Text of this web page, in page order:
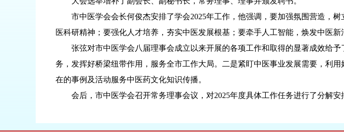
市中医学会会长何俊杰安排了学会2025年工作，他强调，要加强氛围营造，树
医科研精神；要强化人才培养，夯实中医发展根基；要牵手人工智能，焕发中医新
张弦对市中医学会八届理事会成立以来开展的各项工作和取得的显著成效给予
务，发挥好桥梁纽带作用，服务全市工作大局。二是紧盯中医事业发展需要，利
在的事例及活动服务中医药文化知识传播。
会后，市中医学会召开常务理事会议，对2025年度具体工作任务进行了分解安